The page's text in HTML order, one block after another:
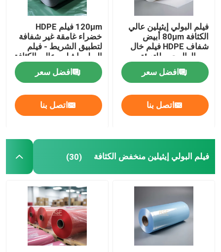
فيلم البولي إيثيلين منخفض الكثافة
فيلم البولي إيثيلين الموجه
فيلم الافراج عن السيليكون
غطاء الإفراج عن الفلوروسيليكون
فيلم مضاد للستاتيك
فيلم البولي إيثيلين عالي
الكثافة 80μm أبيض
شفاف HDPE فيلم خال
من الهالوجين للتعبئة
والتغليف والاستخدام
الصناعيافضل سعر
اتصل بنا
120μm فيلم HDPE
خضراء غامقة غير شفافة
لتطبيق الشريط - فيلم
البولي إيثيلين عالي الكثافة
افضل سعر
اتصل بنا
فيلم البولي إيثيلين منخفض الكثافة (30)